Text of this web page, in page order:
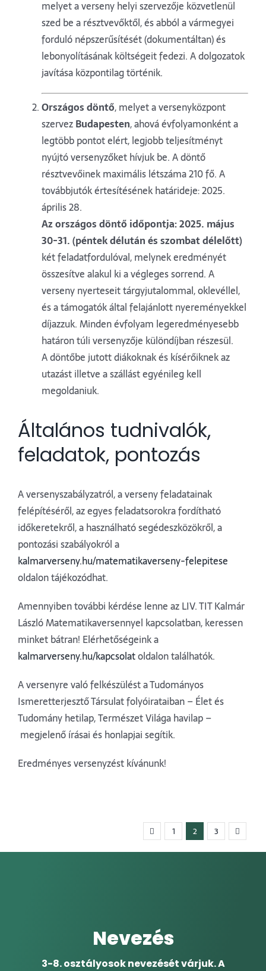
melyet a verseny helyi szervezője közvetlenül
szed be a résztvevőktől, és abból a vármegyei
forduló népszerűsítését (dokumentáltan) és
lebonyolításának költségeit fedezi. A dolgozatok
javítása központilag történik.
Országos döntő, melyet a versenyközpont
szervezBudapesten, ahová évfolyamonként a
legtöbb pontot elért, legjobb teljesítményt
nyújtó versenyzőket hívjuk be. A döntő
résztvevőinek maximális létszáma 210 fő. A
továbbjutók értesítésének határideje: 2025.
április 28.
Az országos döntő időpontja: 2025. május
30-31. (péntek délután és szombat délelőtt)
két feladatfordulóval, melynek eredményét
összesítve alakul ki a végleges sorrend. A
verseny nyerteseit tárgyjutalommal, oklevéllel,
és a támogatók által felajánlott nyereményekkel
díjazzuk. Minden évfolyam legeredményesebb
határon túli versenyzője különdíjban részesül.
A döntőbe jutott diákoknak és kísérőiknek az
utazást illetve a szállást egyénileg kell
megoldaniuk.
Általános tudnivalók,
feladatok, pontozás
A versenyszabályzatról, a verseny feladatainak
felépítéséről, az egyes feladatsorokra fordítható
időkeretekről, a használható segédeszközökről, a
pontozási szabályokról a
kalmarverseny.hu/matematikaverseny-felepitese
oldalon tájékozódhat.
Amennyiben további kérdése lenne az LIV. TIT Kalmár
László Matematikaversennyel kapcsolatban, keressen
minket bátran! Elérhetőségeink a
kalmarverseny.hu/kapcsolatoldalon találhatók.
A versenyre való felkészülést a Tudományos
Ismeretterjesztő Társulat folyóirataiban – Élet és
Tudomány hetilap, Természet Világa havilap –
megjelenő írásai és honlapjai segítik.
Eredményes versenyzést kívánunk!
1 2 3
Nevezés
3-8. osztályosok nevezését várjuk. A